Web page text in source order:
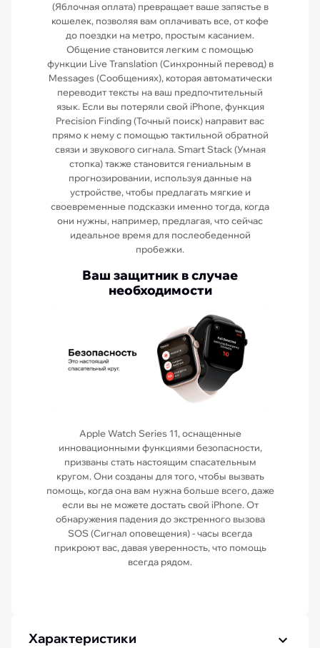
(Яблочная оплата) превращает ваше запястье в
кошелек, позволяя вам оплачивать все, от кофе
до поездки на метро, простым касанием.
Общение становится легким с помощью
функции Live Translation (Синхронный перевод) в
Messages (Сообщениях), которая автоматически
переводит тексты на ваш предпочтительный
язык. Если вы потеряли свой iPhone, функция
Precision Finding (Точный поиск) направит вас
прямо к нему с помощью тактильной обратной
связи и звукового сигнала. Smart Stack (Умная
стопка) также становится гениальным в
прогнозировании, используя данные на
устройстве, чтобы предлагать мягкие и
своевременные подсказки именно тогда, когда
они нужны, например, предлагая, что сейчас
идеальное время для послеобеденной
пробежки.
Ваш защитник в случае
необходимости
Apple Watch Series 11, оснащенные
инновационными функциями безопасности,
призваны стать настоящим спасательным
кругом. Они созданы для того, чтобы вызвать
помощь, когда она вам нужна больше всего, даже
если вы не можете достать свой iPhone. От
обнаружения падения до экстренного вызова
SOS (Сигнал оповещения) - часы всегда
прикроют вас, давая уверенность, что помощь
всегда рядом.
Характеристики